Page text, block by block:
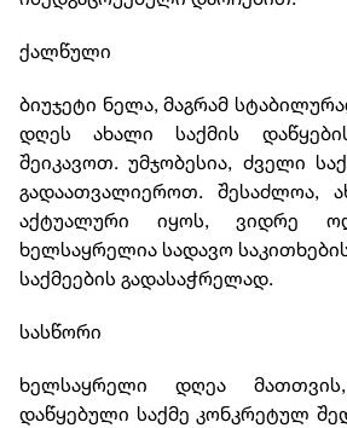
ქალწული
ბიუჯეტი ნელა, მაგრამ
დღეს ახალი საქმის
შეიკავოთ. უმჯობესია, ძველი
გადაათვალიეროთ. შესაძლოა,
აქტუალური იყოს, ვიდრე
ხელსაყრელია სადავო
საქმეების გადასაჭრელად.
სასწორი
ხელსაყრელი დღეა
დაწყებული საქმე კონკრეტულ